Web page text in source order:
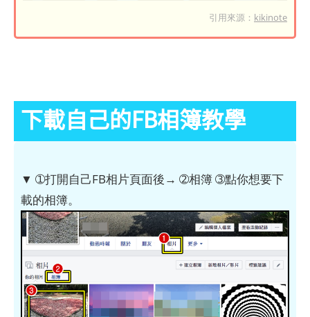
引用來源： kikinote
下載自己的FB相簿教學
▼ ➀打開自己FB相片頁面後→ ➁相簿 ➂點你想要下
載的相簿。